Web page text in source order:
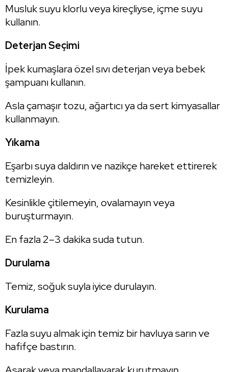
Musluk suyu klorlu veya kireçliyse, içme suyu
kullanın.
Deterjan Seçimi
İpek kumaşlara özel sıvı deterjan veya bebek
şampuanı kullanın.
Asla çamaşır tozu, ağartıcı ya da sert kimyasallar
kullanmayın.
Yıkama
Eşarbı suya daldırın ve nazikçe hareket ettirerek
temizleyin.
Kesinlikle çitilemeyin, ovalamayın veya
buruşturmayın.
En fazla 2–3 dakika suda tutun.
Durulama
Temiz, soğuk suyla iyice durulayın.
Kurulama
Fazla suyu almak için temiz bir havluya sarın ve
hafifçe bastırın.